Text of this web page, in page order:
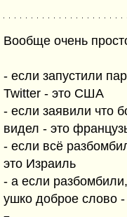
Вообще очень
- если запустили
Twitter - это США
- если заявили что
видел - это
- если всё
это Израиль
- а если
ушко доброе слово -